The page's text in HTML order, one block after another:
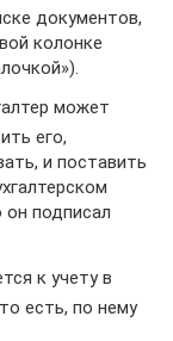
документов,
колонке
может
его,
и поставить
он подписал
к учету в
есть, по нему